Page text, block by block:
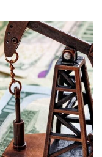
.R
u
er п
р
а
в
и
т
ь